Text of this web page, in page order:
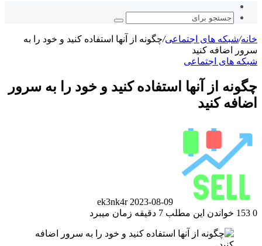
تصادفی
جستجو
برای
خانه/شبکه های اجتماعی/چگونه از آنها استفاده کنید و خود را به
سرور اضافه کنید
شبکه های اجتماعی
چگونه از آنها استفاده کنید و خود را به سرور
اضافه کنید
ek3nk4r 2023-08-09
0
خواندن این مطلب 7 دقیقه زمان میبرد